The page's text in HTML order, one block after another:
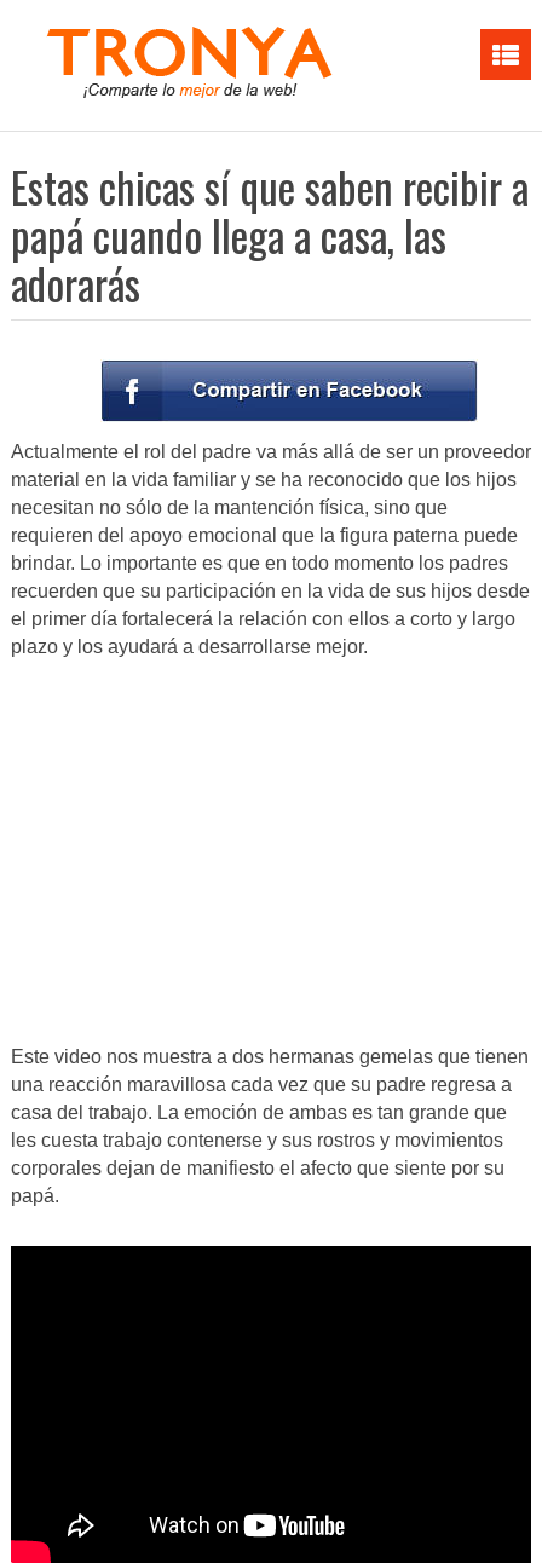
Estas chicas sí que saben recibir a
papá cuando llega a casa, las
adorarás
Actualmente el rol del padre va más allá de ser un proveedor
material en la vida familiar y se ha reconocido que los hijos
necesitan no sólo de la mantención física, sino que
requieren del apoyo emocional que la figura paterna puede
brindar. Lo importante es que en todo momento los padres
recuerden que su participación en la vida de sus hijos desde
el primer día fortalecerá la relación con ellos a corto y largo
plazo y los ayudará a desarrollarse mejor.
Este video nos muestra a dos hermanas gemelas que tienen
una reacción maravillosa cada vez que su padre regresa a
casa del trabajo. La emoción de ambas es tan grande que
les cuesta trabajo contenerse y sus rostros y movimientos
corporales dejan de manifiesto el afecto que siente por su
papá.